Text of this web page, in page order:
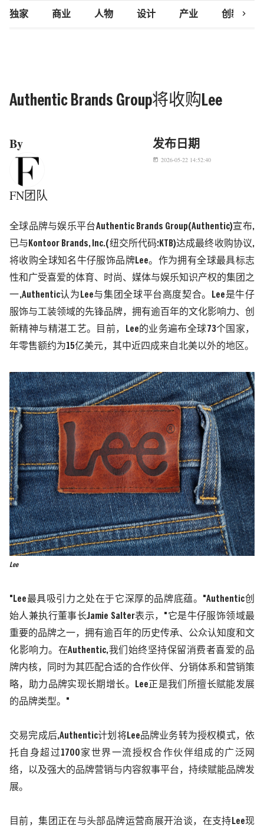
独家 商业 人物 设计 产业 创新研究
chevron_right
Authentic Brands Group将收购Lee
By
FN团队
发布日期
today 2026-05-22 14:52:40
全球品牌与娱乐平台Authentic Brands Group(Authentic)宣布,
已与 Kontoor Brands, Inc.(纽交所代码:KTB)达成最终收购协议 ,
将收购全球知名牛仔服饰品牌Lee。作为拥有全球最具标志
性和广受喜爱的体育、时尚、媒体与娱乐知识产权的集团之
一,Authentic认为 Lee与集团全球平台高度契合。 Lee 是牛仔
服饰与工装领域的先锋品牌，拥有逾百年的文化影响力、创
新精神与精湛工艺。目前，
Lee 的业务遍布全球73个国家，
年零售额约为15亿美元，其中近四成来自北美以外的地区。
Lee
"Lee最具吸引力之处在于它深厚的品牌底蕴。 "Authentic创
始人兼执行董事长Jamie Salter表示， " 它是牛仔服饰领域最
重要的品牌之一，拥有逾百年的历史传承、公众认知度和文
化影响力。在Authentic,我们始终坚持保留消费者喜爱的品
牌内核，同时为其匹配合适的合作伙伴、分销体系和营销策
略，助力品牌实现长期增长。
Lee正是我们所擅长赋能发展
的品牌类型。 "
交易完成后,Authentic计划将Lee品牌业务转为授权模式，依
托自身超过 1700 家世界一流授权合作伙伴组成的广泛网
络，以及强大的品牌营销与内容叙事平台，持续赋能品牌发
展。
目前，集团正在与头部品牌运营商展开治谈，在支持 Lee现